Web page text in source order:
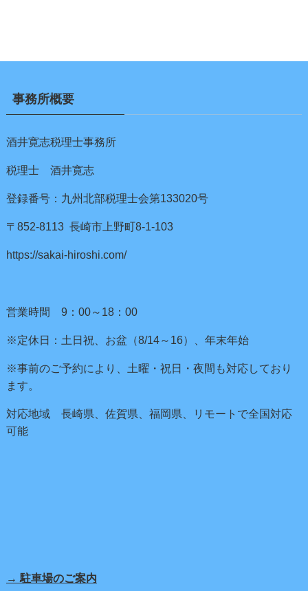
事務所概要
酒井寛志税理士事務所
税理士 酒井寛志
登録番号：九州北部税理士会第133020号
〒852-8113 長崎市上野町8-1-103
https://sakai-hiroshi.com/
営業時間 9：00～18：00
※定休日：土日祝、お盆（8/14～16）、年末年始
※事前のご予約により、土曜・祝日・夜間も対応しており
ます。
対応地域 長崎県、佐賀県、福岡県、リモートで全国対応
可能
→ 駐車場のご案内